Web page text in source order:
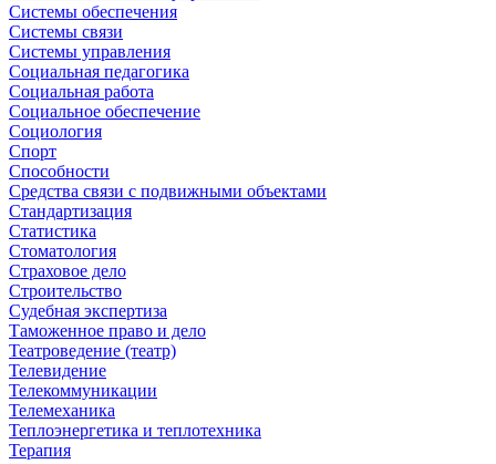
Системы обеспечения
Системы связи
Системы управления
Социальная педагогика
Социальная работа
Социальное обеспечение
Социология
Спорт
Способности
Средства связи с подвижными объектами
Стандартизация
Статистика
Стоматология
Страховое дело
Строительство
Судебная экспертиза
Таможенное право и дело
Театроведение (театр)
Телевидение
Телекоммуникации
Телемеханика
Теплоэнергетика и теплотехника
Терапия